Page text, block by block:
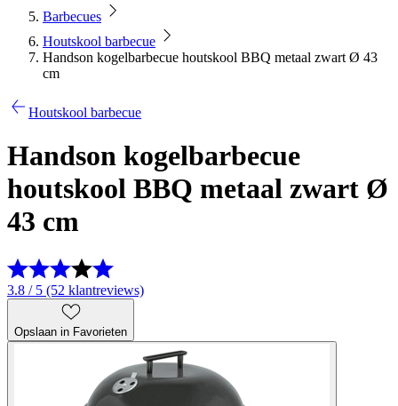
Barbecues
Houtskool barbecue
Handson kogelbarbecue houtskool BBQ metaal zwart Ø 43
cm
Houtskool barbecue
Handson kogelbarbecue
houtskool BBQ metaal zwart Ø
43 cm
3.8 / 5 (52 klantreviews)
Opslaan in Favorieten